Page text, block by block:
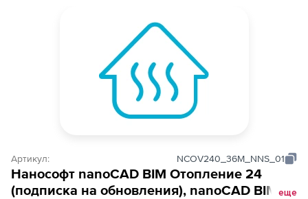
Артикул: NCOV240_36M_NNS_01
Нанософт nanoCAD BIM Отопление 24
(подписка на обновления), nanoCAD BIM
еще